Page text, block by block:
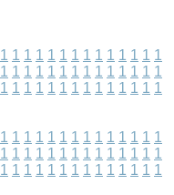
1 1 1 1 1 1 1 1 1 1 1 1 1 1
1 1 1 1 1 1 1 1 1 1 1 1 1 1
1 1 1 1 1 1 1 1 1 1 1 1 1 1
1 1 1 1 1 1 1 1 1 1 1 1 1 1
1 1 1 1 1 1 1 1 1 1 1 1 1 1
1 1 1 1 1 1 1 1 1 1 1 1 1 1